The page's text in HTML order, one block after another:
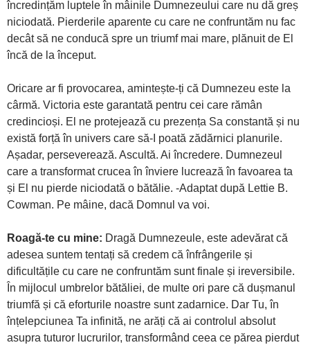
încredințăm luptele în mâinile Dumnezeului care nu dă greș
niciodată. Pierderile aparente cu care ne confruntăm nu fac
decât să ne conducă spre un triumf mai mare, plănuit de El
încă de la început.
Oricare ar fi provocarea, amintește-ți că Dumnezeu este la
cârmă. Victoria este garantată pentru cei care rămân
credincioși. El ne protejează cu prezența Sa constantă și nu
există forță în univers care să-I poată zădărnici planurile.
Așadar, perseverează. Ascultă. Ai încredere. Dumnezeul
care a transformat crucea în înviere lucrează în favoarea ta
și El nu pierde niciodată o bătălie. -Adaptat după Lettie B.
Cowman. Pe mâine, dacă Domnul va voi.
Roagă-te cu mine: Dragă Dumnezeule, este adevărat că
adesea suntem tentați să credem că înfrângerile și
dificultățile cu care ne confruntăm sunt finale și ireversibile.
În mijlocul umbrelor bătăliei, de multe ori pare că dușmanul
triumfă și că eforturile noastre sunt zadarnice. Dar Tu, în
înțelepciunea Ta infinită, ne arăți că ai controlul absolut
asupra tuturor lucrurilor, transformând ceea ce părea pierdut